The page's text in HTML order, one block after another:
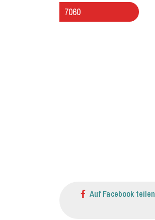
7060
Auf Facebook teilen